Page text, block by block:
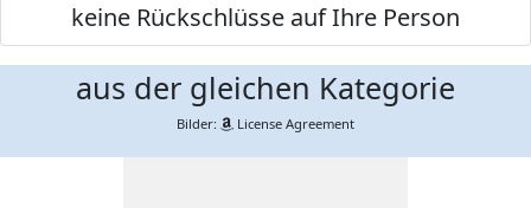
keine Rückschlüsse auf Ihre Person
aus der gleichen Kategorie
Bilder: License Agreement